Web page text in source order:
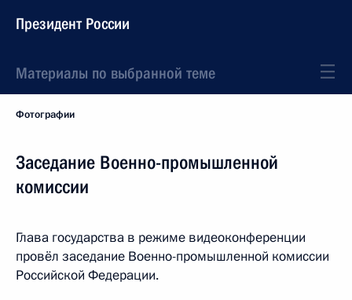
Президент России
Материалы по выбранной теме
Фотографии
Заседание Военно-промышленной
комиссии
Глава государства в режиме видеоконференции
провёл заседание Военно-промышленной комиссии
Российской Федерации.